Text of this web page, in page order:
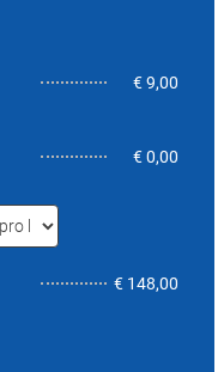
€ 9,00
€ 0,00
€ 148,00